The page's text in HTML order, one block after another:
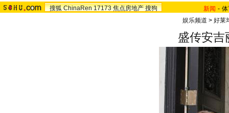
搜狐 ChinaRen 17173 焦点房地产 搜狗 新闻 -
娱乐频道 > 好莱
盛传安吉